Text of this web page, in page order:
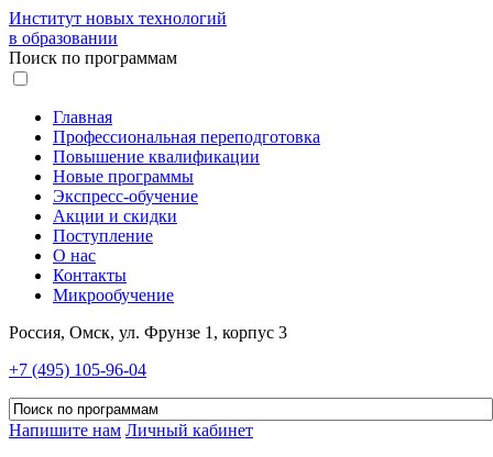
Институт новых технологий
в образовании
Поиск по программам
Главная
Профессиональная переподготовка
Повышение квалификации
Новые программы
Экспресс-обучение
Акции и скидки
Поступление
О нас
Контакты
Микрообучение
Россия, Омск, ул. Фрунзе 1, корпус 3
+7 (495) 105-96-04
Напишите нам Личный кабинет